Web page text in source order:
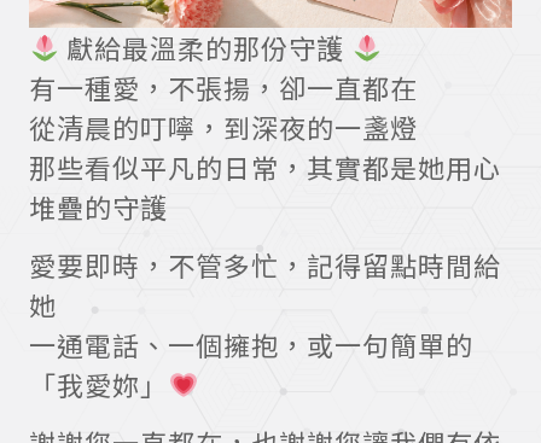
獻給最溫柔的那份守護
有一種愛，不張揚，卻一直都在
從清晨的叮嚀，到深夜的一盞燈
那些看似平凡的日常，其實都是她用心
堆疊的守護
愛要即時，不管多忙，記得留點時間給
她
一通電話、一個擁抱，或一句簡單的
「我愛妳」